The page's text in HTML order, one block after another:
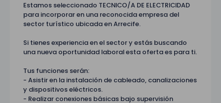
Estamos seleccionado TECNICO/A DE ELECTRICIDAD
para incorporar en una reconocida empresa del
sector turístico ubicada en Arrecife.
Si tienes experiencia en el sector y estás buscando
una nueva oportunidad laboral esta oferta es para ti.
Tus funciones serán:
- Asistir en la instalación de cableado, canalizaciones
y dispositivos eléctricos.
- Realizar conexiones básicas bajo supervisión